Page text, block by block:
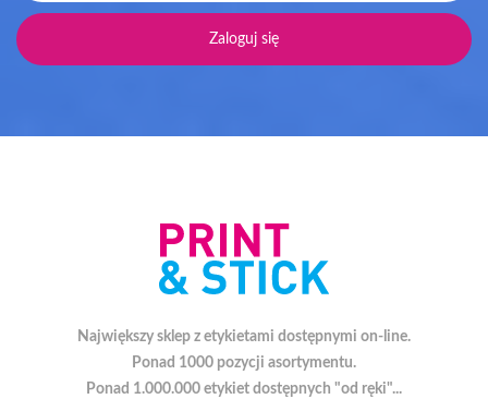
Największy sklep z etykietami dostępnymi on-line.
Ponad 1000 pozycji asortymentu.
Ponad 1.000.000 etykiet dostępnych "od ręki"...